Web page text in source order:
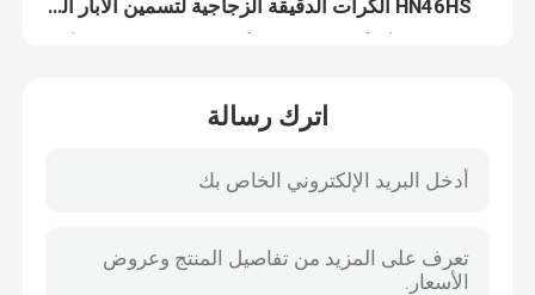
مجهرية زجاجية مجوفة
HN46HS كرات مجهرية زجاجية مجوفة 10-65 ميكرومتر لغراء حزمة البطارية
اترك رسالة